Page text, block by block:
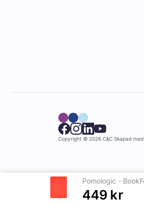
449 kr
Copyright © 2026 C&C Skapad med